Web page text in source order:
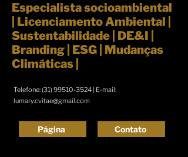
Especialista socioambiental
| Licenciamento Ambiental |
Sustentabilidade | DE&I |
Branding | ESG | Mudanças
Climáticas |
Telefone:(31) 99510-3524 | E-mail:
lumary.cvitae@gmail.com
Página Contato